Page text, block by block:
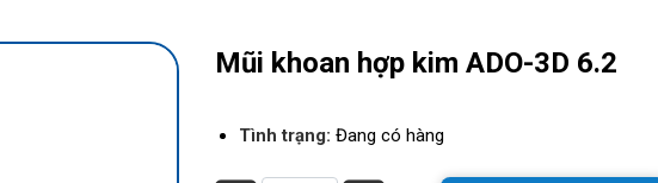
Mũi khoan hợp kim ADO-3D 6.2
Tình trạng: Đang có hàng